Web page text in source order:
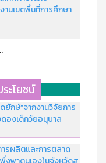
นเขตพื้นที่การศึกษา
ะโยชน์
ยักษ์”จากงานวิจัยการ
องเด็กวัยอนุบาล
รผลิตและการตลาด